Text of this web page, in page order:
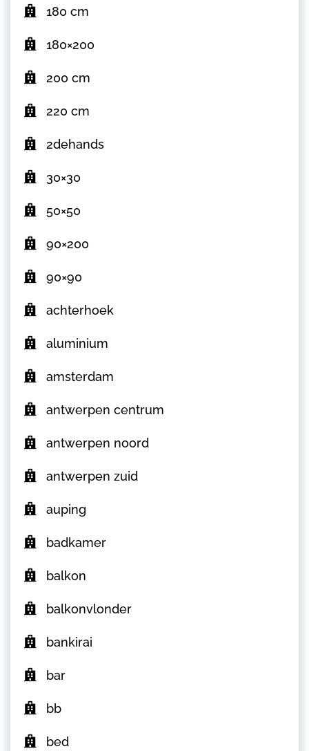
180 cm
180×200
200 cm
220 cm
2dehands
30×30
50×50
90×200
90×90
achterhoek
aluminium
amsterdam
antwerpen centrum
antwerpen noord
antwerpen zuid
auping
badkamer
balkon
balkonvlonder
bankirai
bar
bb
bed